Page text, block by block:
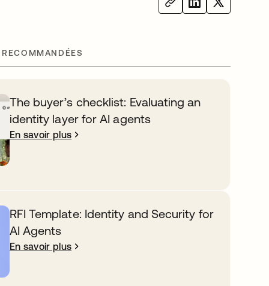
The buyer’s checklist: Evaluating an
identity layer for AI agents
En savoir plus
RFI Template: Identity and Security for
AI Agents
En savoir plus